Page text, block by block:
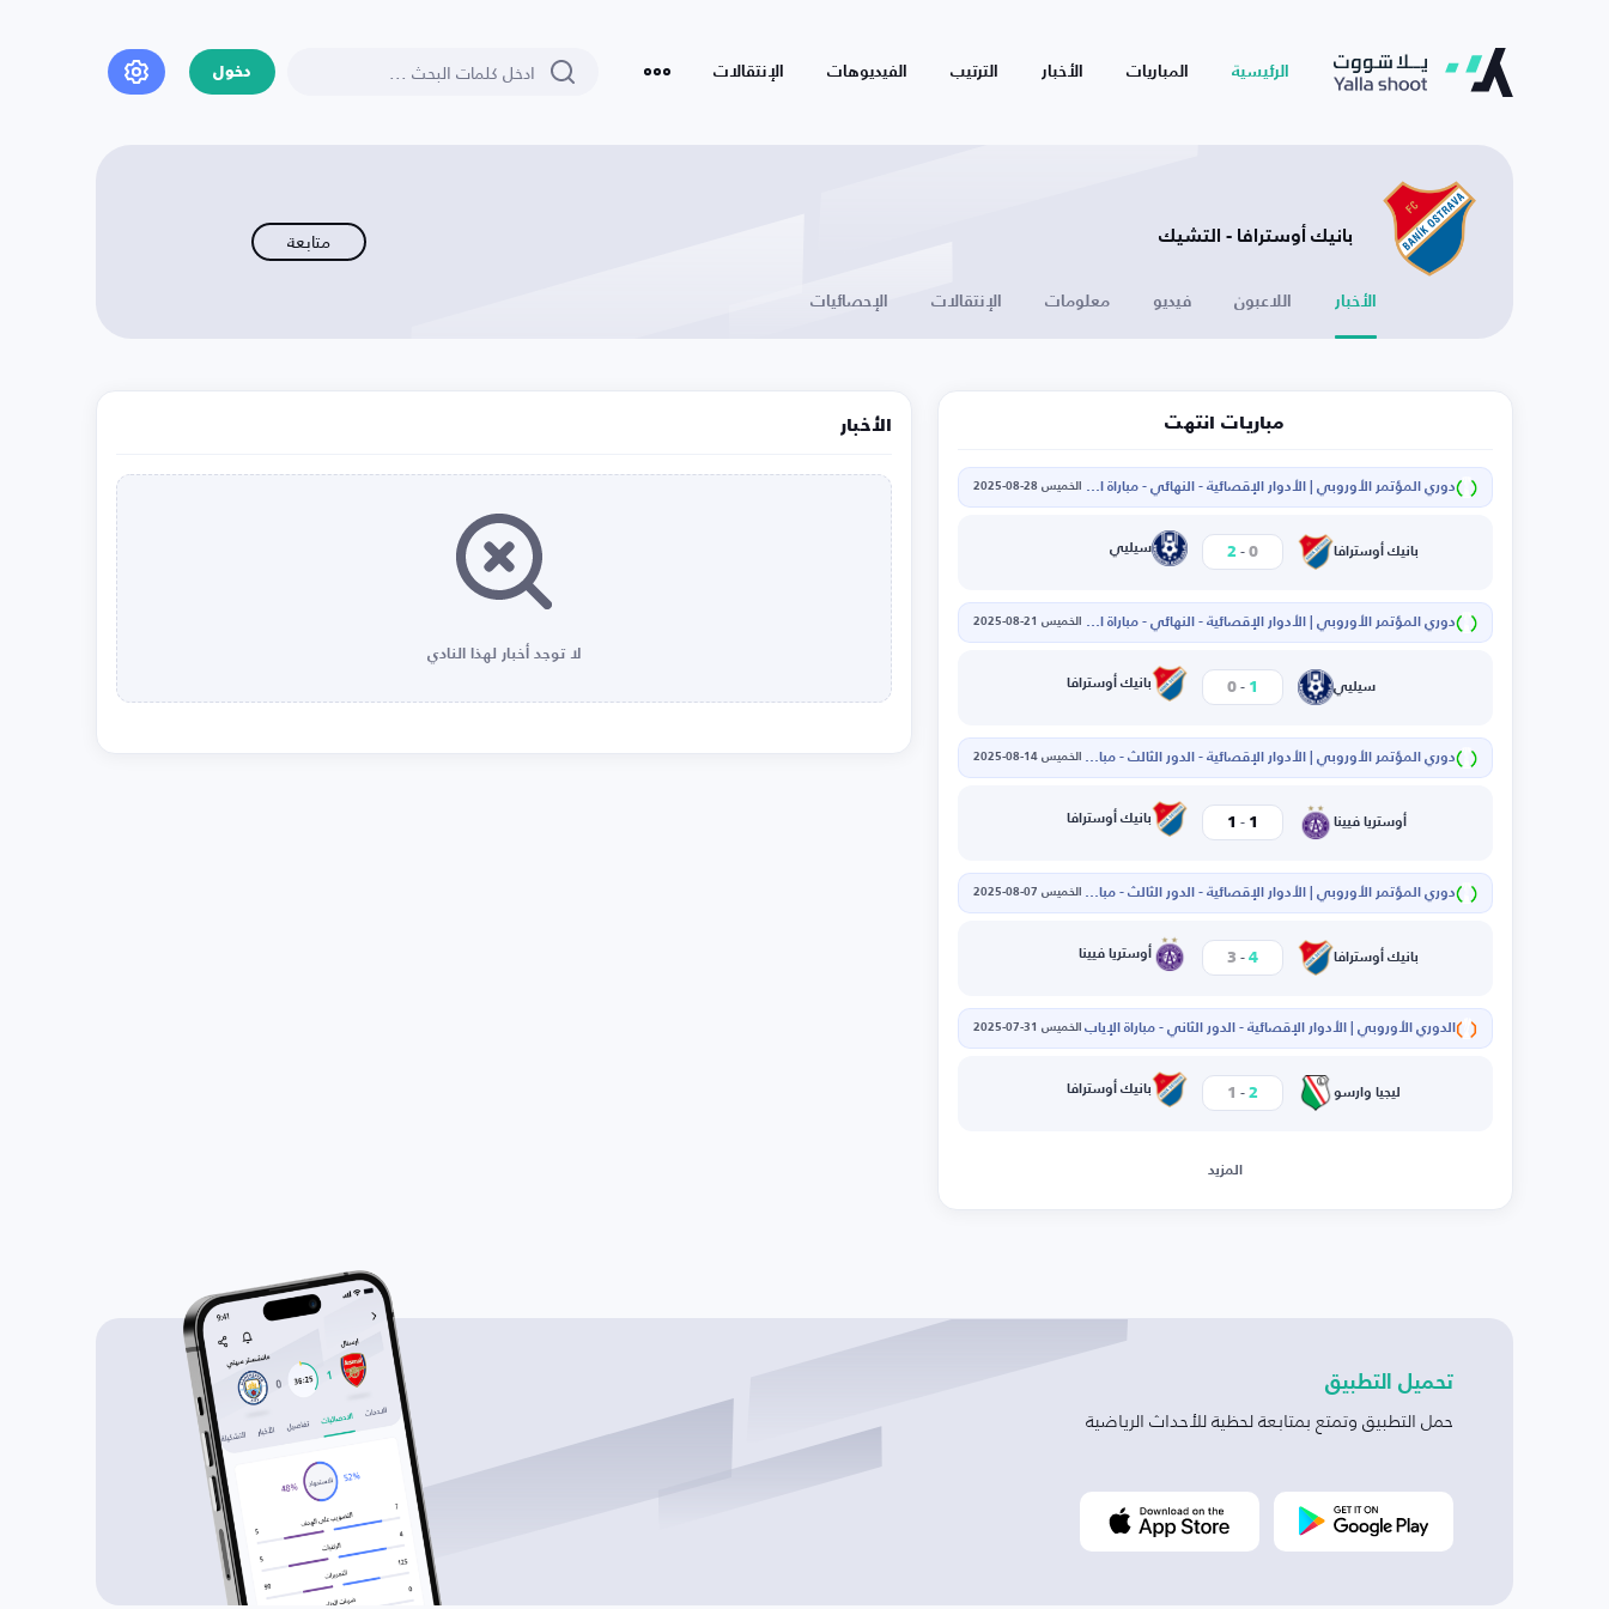
الرئيسية المباريات الأخبار الترتيب الفيديوهات الإنتقالات دخول
بانيك أوسترافا - التشيك متابعة
الأخبار اللاعبون فيديو معلومات الإنتقالات الإحصائيات
مباريات انتهت
دوري المؤتمر الأوروبي | الأدوار الإقصائية - النهائي - مباراة الإياب الخميس 28-08-2025
بانيك أوسترافا 0
-
2 سيليي
دوري المؤتمر الأوروبي | الأدوار الإقصائية - النهائي - مباراة الذهاب الخميس 21-08-2025
سيليي 1
-
0 بانيك أوسترافا
دوري المؤتمر الأوروبي | الأدوار الإقصائية - الدور الثالث - مباراة الإياب الخميس 14-08-2025
أوستريا فيينا 1
-
1 بانيك أوسترافا
دوري المؤتمر الأوروبي | الأدوار الإقصائية - الدور الثالث - مباراة الذهاب الخميس 07-08-2025
بانيك أوسترافا 4
-
3 أوستريا فيينا
الدوري الأوروبي | الأدوار الإقصائية - الدور الثاني - مباراة الإياب الخميس 31-07-2025
ليجيا وارسو 2
-
1 بانيك أوسترافا
المزيد
الأخبار
لا توجد أخبار لهذا النادي
تحميل التطبيق
حمل التطبيق وتمتع بمتابعة لحظية للأحداث الرياضية